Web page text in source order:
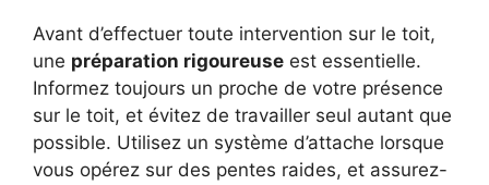
Avant d’effectuer toute intervention sur le toit,
une préparation rigoureuse est essentielle.
Informez toujours un proche de votre présence
sur le toit, et évitez de travailler seul autant que
possible. Utilisez un système d’attache lorsque
vous opérez sur des pentes raides, et assurez-